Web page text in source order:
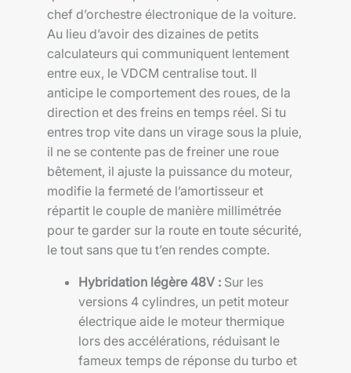
chef d’orchestre électronique de la voiture.
Au lieu d’avoir des dizaines de petits
calculateurs qui communiquent lentement
entre eux, le VDCM centralise tout. Il
anticipe le comportement des roues, de la
direction et des freins en temps réel. Si tu
entres trop vite dans un virage sous la pluie,
il ne se contente pas de freiner une roue
bêtement, il ajuste la puissance du moteur,
modifie la fermeté de l’amortisseur et
répartit le couple de manière millimétrée
pour te garder sur la route en toute sécurité,
le tout sans que tu t’en rendes compte.
Hybridation légère 48V : Sur les
versions 4 cylindres, un petit moteur
électrique aide le moteur thermique
lors des accélérations, réduisant le
fameux temps de réponse du turbo et